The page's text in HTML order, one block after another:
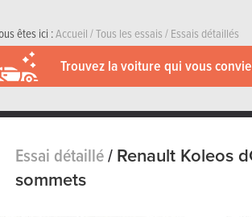
êtes ici :Accueil/Tous les essais/Essais détaillés
Trouvez la voiture qui vous
Essai détaillé/Renault Koleos
sommets